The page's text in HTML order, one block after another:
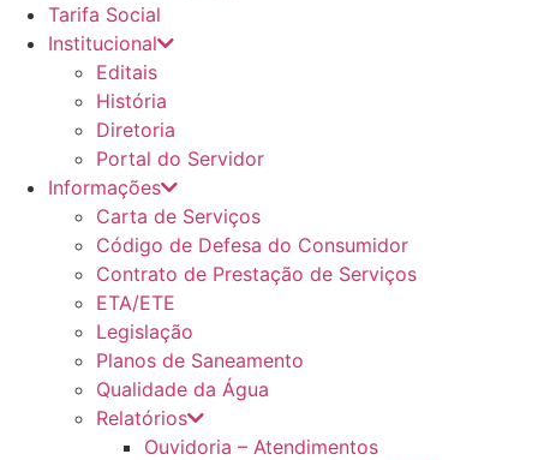
Tarifa Social
Institucional
Editais
História
Diretoria
Portal do Servidor
Informações
Carta de Serviços
Código de Defesa do Consumidor
Contrato de Prestação de Serviços
ETA/ETE
Legislação
Planos de Saneamento
Qualidade da Água
Relatórios
Ouvidoria – Atendimentos